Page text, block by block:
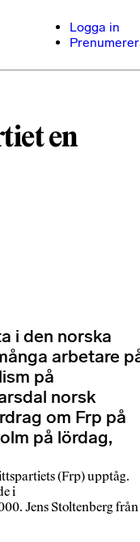
Logga in
en
i den norska
arbetare
på
norsk
om Frp på
på lördag,
(Frp) upptåg.
i
Jens Stoltenberg från